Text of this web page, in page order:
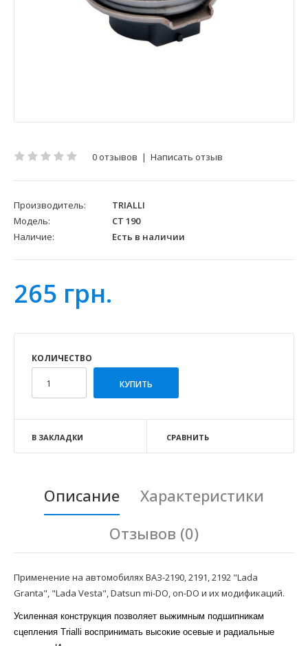
0 отзывов | Написать отзыв
Производитель:
TRIALLI
Модель:
CT 190
Наличие:
Есть в наличии
265 грн.
КОЛИЧЕСТВО
В ЗАКЛАДКИ СРАВНИТЬ
Описание
Характеристики
Отзывов (0)
Применение на автомобилях ВАЗ-2190, 2191, 2192 "Lada
Granta", "Lada Vesta", Datsun mi-DO, on-DO и их модификаций.
Усиленная конструкция позволяет выжимным подшипникам
сцепления Trialli воспринимать высокие осевые и радиальные